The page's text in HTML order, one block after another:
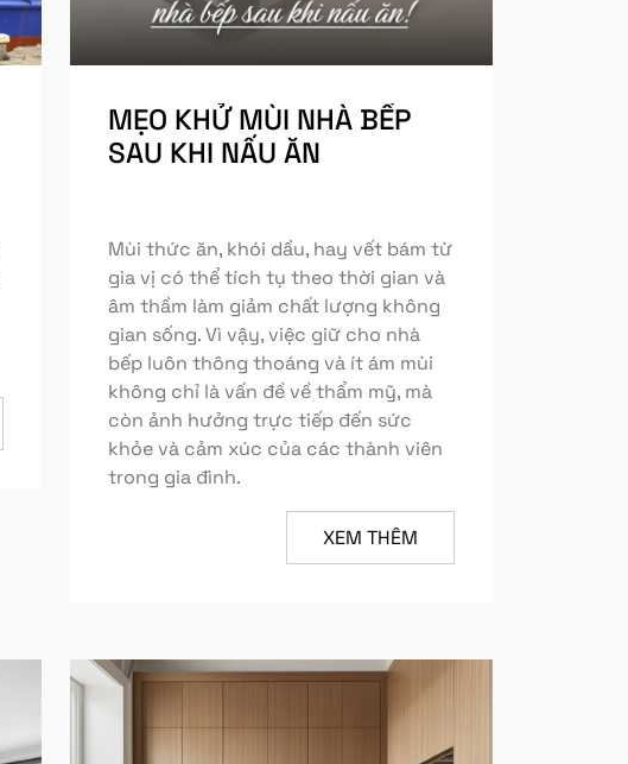
MẸO KHỬ MÙI NHÀ BẾP
SAU KHI NẤU ĂN
Mùi thức ăn, khói dầu, hay vết bám từ
gia vị có thể tích tụ theo thời gian và
âm thầm làm giảm chất lượng không
gian sống. Vì vậy, việc giữ cho nhà
bếp luôn thông thoáng và ít ám mùi
không chỉ là vấn đề về thẩm mỹ, mà
còn ảnh hưởng trực tiếp đến sức
khỏe và cảm xúc của các thành viên
trong gia đình.
XEM THÊM